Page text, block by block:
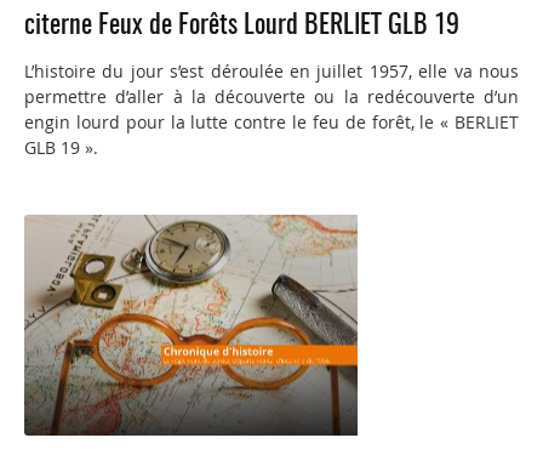
citerne Feux de Forêts Lourd BERLIET GLB 19
L’histoire du jour s’est déroulée en juillet 1957, elle va nous
permettre d’aller à la découverte ou la redécouverte d’un
engin lourd pour la lutte contre le feu de forêt, le « BERLIET
GLB 19 ».